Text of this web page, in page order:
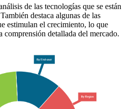
de las tecnologías que se están
destaca algunas de las
estimulan el crecimiento, lo que
comprensión detallada del mercado.